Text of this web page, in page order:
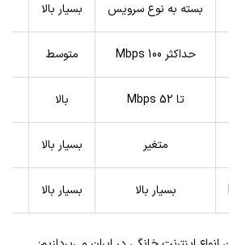
بسته به نوع سرویس بسیار بالا
حداکثر 100 Mbps متوسط
تا 52 Mbps بالا
متغیر بسیار بالا
بسیار بالا بسیار بالا